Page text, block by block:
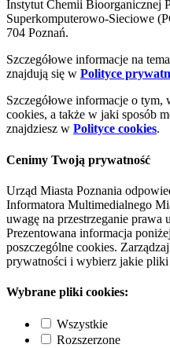
Instytut Chemii Bioorganicznej
Superkomputerowo-Sieciowe
704 Poznań.
Szczegółowe informacje na
znajdują się w Polityce
Szczegółowe informacje o
cookies, a także w jaki sposób
znajdziesz w Polityce cookies.
Cenimy Twoją prywatność
Urząd Miasta Poznania
Informatora Multimedialnego
uwagę na przestrzeganie
Prezentowana informacja
poszczególne cookies.
prywatności i wybierz jakie pliki
Wybrane pliki cookies:
Wszystkie
Rozszerzone